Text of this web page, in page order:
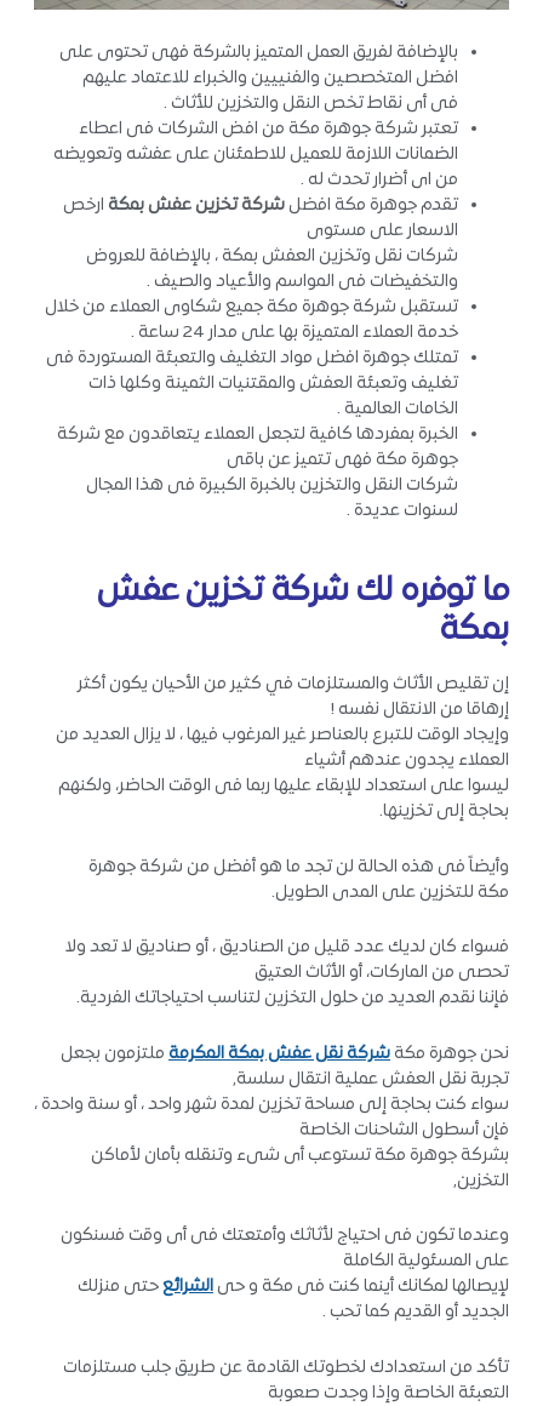
بالإضافة لفريق العمل المتميز بالشركة فهى تحتوى على
افضل المتخصصين والفنييين والخبراء للاعتماد عليهم
فى أى نقاط تخص النقل والتخزين للأثاث .
تعتبر شركة جوهرة مكة من افض الشركات فى اعطاء
الضمانات اللازمة للعميل للاطمئنان على عفشه وتعويضه
من اى أضرار تحدث له .
تقدم جوهرة مكة افضل شركة تخزين عفش بمكة ارخص
الاسعار على مستوى
شركات نقل وتخزين العفش بمكة ، بالإضافة للعروض
والتخفيضات فى المواسم والأعياد والصيف .
تستقبل شركة جوهرة مكة جميع شكاوى العملاء من خلال
خدمة العملاء المتميزة بها على مدار 24 ساعة .
تمتلك جوهرة افضل مواد التغليف والتعبئة المستوردة فى
تغليف وتعبئة العفش والمقتنيات الثمينة وكلها ذات
الخامات العالمية .
الخبرة بمفردها كافية لتجعل العملاء يتعاقدون مع شركة
جوهرة مكة فهى تتميز عن باقى
شركات النقل والتخزين بالخبرة الكبيرة فى هذا المجال
لسنوات عديدة .
ما توفره لك شركة تخزين عفش
بمكة
إن تقليص الأثاث والمستلزمات في كثير من الأحيان يكون أكثر
إرهاقا من الانتقال نفسه !
وإيجاد الوقت للتبرع بالعناصر غير المرغوب فيها ، لا يزال العديد من
العملاء يجدون عندهم أشياء
ليسوا على استعداد للإبقاء عليها ربما فى الوقت الحاضر، ولكنهم
بحاجة إلى تخزينها.
وأيضاً فى هذه الحالة لن تجد ما هو أفضل من شركة جوهرة
مكة للتخزين على المدى الطويل.
فسواء كان لديك عدد قليل من الصناديق ، أو صناديق لا تعد ولا
تحصى من الماركات، أو الأثاث العتيق
فإننا نقدم العديد من حلول التخزين لتناسب احتياجاتك الفردية.
نحن جوهرة مكة شركة نقل عفش بمكة المكرمة ملتزمون بجعل
تجربة نقل العفش عملية انتقال سلسة,
سواء كنت بحاجة إلى مساحة تخزين لمدة شهر واحد ، أو سنة واحدة ،
فإن أسطول الشاحنات الخاصة
بشركة جوهرة مكة تستوعب أى شىء وتنقله بأمان لأماكن
التخزين,
وعندما تكون فى احتياج لأثاثك وأمتعتك فى أى وقت فسنكون
على المسئولية الكاملة
لإيصالها لمكانك أينما كنت فى مكة و حى الشرائعحتى منزلك
الجديد أو القديم كما تحب .
تأكد من استعدادك لخطوتك القادمة عن طريق جلب مستلزمات
التعبئة الخاصة وإذا وجدت صعوبة